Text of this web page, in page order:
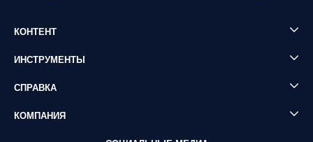
КОНТЕНТ
ИНСТРУМЕНТЫ
СПРАВКА
КОМПАНИЯ